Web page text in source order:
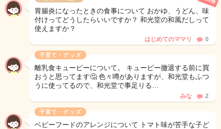
胃腸炎になったときの食事について おかゆ、うどん、味
付けってどうしたらいいですか？ 和光堂の和風だしって
使えますか？
はじめてのママリ 0
子育て・グッズ
離乳食キューピーについて。 キューピー撤退する前に買
おうと思ってます🤔 色々噂がありますが、和光堂もふつ
うに使ってるので、和光堂で事足りる…
みな 2
子育て・グッズ
ベビーフードのアレンジについて トマト味が苦手な子ど